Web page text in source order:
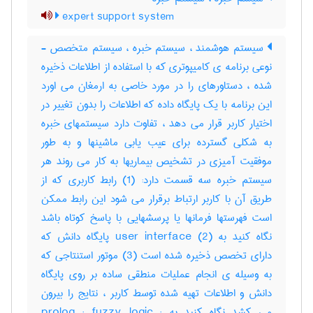
expert support system
سیستم هوشمند ، سیستم خبره ، سیستم متخصص -
نوعی برنامه ی کامیپوتری که با استفاده از اطلاعات ذخیره
شده ، دستاورهای را در مورد خاصی به ارمغان می اورد
این برنامه با یک پایگاه داده که اطلاعات را بدون تغییر در
اختیار کاربر قرار می دهد ، تفاوت دارد سیستمهای خبره
به شکلی گسترده برای عیب یابی ماشینها و به طور
موفقیت آمیزی در تشخیص بیماریها به کار می روند هر
سیستم خبره سه قسمت دارد: (1) رابط کاربری که از
طریق آن با کاربر ارتباط برقرار می شود این رابط ممکن
است فهرستها فرمانها یا پرسشهایی با پاسخ کوتاه باشد
نگاه کنید به user interface (2) پایگاه دانش که
دارای تخصص ذخیره شده است (3) موتور استنتاجی که
به وسیله ی انجام عملیات منطقی ساده بر روی پایگاه
دانش و اطلاعات تهیه شده توسط کاربر ، نتایج را بیرون